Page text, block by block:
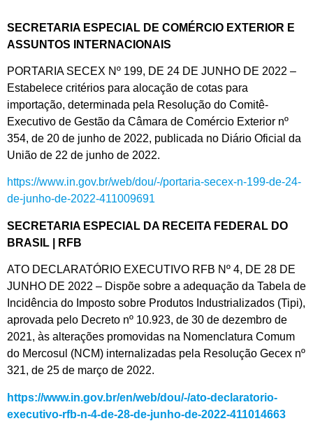
SECRETARIA ESPECIAL DE COMÉRCIO EXTERIOR E
ASSUNTOS INTERNACIONAIS
PORTARIA SECEX Nº 199, DE 24 DE JUNHO DE 2022 –
Estabelece critérios para alocação de cotas para
importação, determinada pela Resolução do Comitê-
Executivo de Gestão da Câmara de Comércio Exterior nº
354, de 20 de junho de 2022, publicada no Diário Oficial da
União de 22 de junho de 2022.
https://www.in.gov.br/web/dou/-/portaria-secex-n-199-de-24-
de-junho-de-2022-411009691
SECRETARIA ESPECIAL DA RECEITA FEDERAL DO
BRASIL | RFB
ATO DECLARATÓRIO EXECUTIVO RFB Nº 4, DE 28 DE
JUNHO DE 2022 – Dispõe sobre a adequação da Tabela de
Incidência do Imposto sobre Produtos Industrializados (Tipi),
aprovada pelo Decreto nº 10.923, de 30 de dezembro de
2021, às alterações promovidas na Nomenclatura Comum
do Mercosul (NCM) internalizadas pela Resolução Gecex nº
321, de 25 de março de 2022.
https://www.in.gov.br/en/web/dou/-/ato-declaratorio-
executivo-rfb-n-4-de-28-de-junho-de-2022-411014663